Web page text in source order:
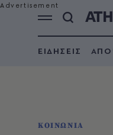
ΕΙΔΗΣΕΙΣ
ΚΟΙΝΩΝΙΑ